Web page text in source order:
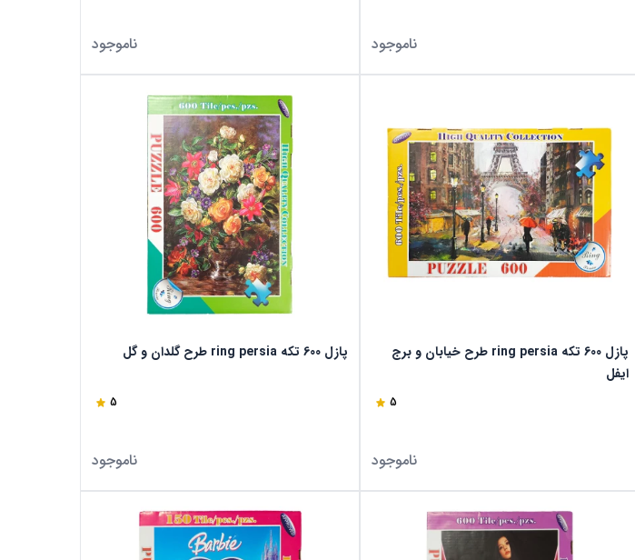
ناموجود ناموجود
پازل 600 تکه ring persia طرح خیابان و برج
ایفل
5
ناموجود
پازل 600 تکه ring persia طرح گلدان و گل
5
ناموجود